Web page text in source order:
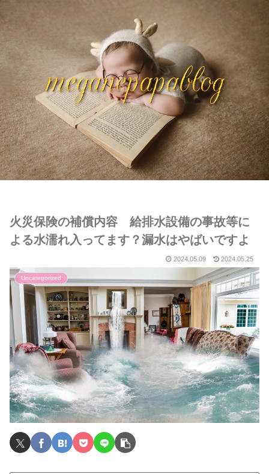
火災保険の補償内容 給排水設備の事故等に
よる水濡れ入ってます？漏水はやばいですよ
2024.05.09 2024.05.25
Uncategorized